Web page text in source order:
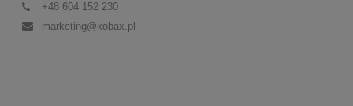
+48 604 152 230
marketing@kobax.pl